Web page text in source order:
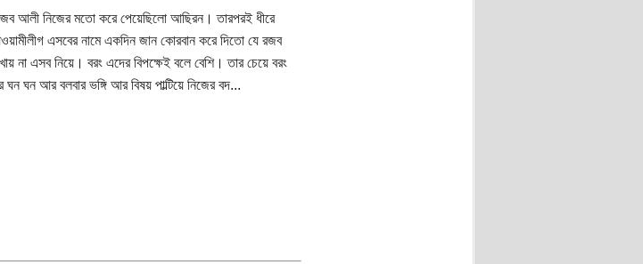
আলী নিজের মতো করে পেয়েছিলো আছিরন। তারপরই ধীরে
এসবের নামে একদিন জান কোরবান করে দিতো যে রজব
এসব নিয়ে। বরং এদের বিপক্ষেই বলে বেশি। তার চেয়ে বরং
ঘন আর বলবার ভঙ্গি আর বিষয় পাল্টিয়ে নিজের বদ...